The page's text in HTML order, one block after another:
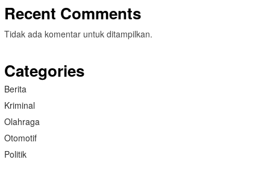
Recent Comments
Tidak ada komentar untuk ditampilkan.
Categories
Berita
Kriminal
Olahraga
Otomotif
Politik